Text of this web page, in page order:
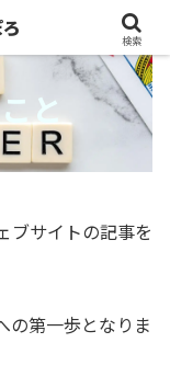
と
ブサイトの記事を
の第一歩となりま
検索